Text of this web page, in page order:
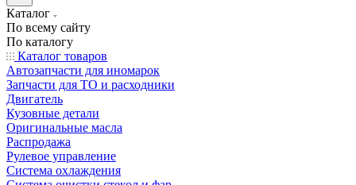
Каталог
По всему сайту
По каталогу
Каталог товаров
Автозапчасти для иномарок
Запчасти для ТО и расходники
Двигатель
Кузовные детали
Оригинальные масла
Распродажа
Рулевое управление
Система охлаждения